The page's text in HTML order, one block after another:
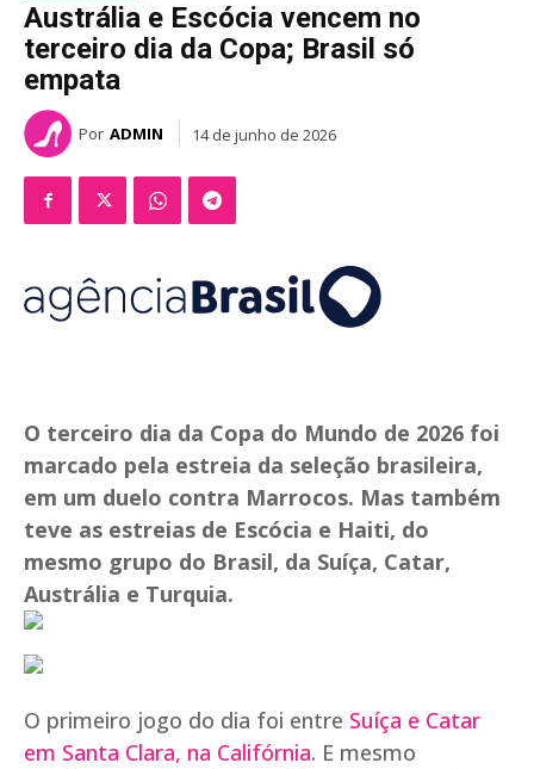
Austrália e Escócia vencem no
terceiro dia da Copa; Brasil só
empata
Por ADMIN 14 de junho de 2026
O terceiro dia da Copa do Mundo de 2026 foi
marcado pela estreia da seleção brasileira,
em um duelo contra Marrocos. Mas também
teve as estreias de Escócia e Haiti, do
mesmo grupo do Brasil, da Suíça, Catar,
Austrália e Turquia.
O primeiro jogo do dia foi entre Suíça e Catar
em Santa Clara, na Califórnia. E mesmo